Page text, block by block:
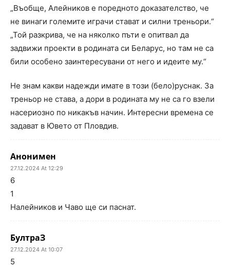
„Въобще, Алейников е поредното доказателство, че
не винаги големите играчи стават и силни треньори.“
„Той разкрива, че на няколко пъти е опитвал да
задвижи проекти в родината си Беларус, но там не са
били особено заинтересувани от него и идеите му.“
Не знам какви надежди имате в този (бело)руснак. За
треньор не става, а дори в родината му не са го взели
насериозно по никакъв начин. Интересни времена се
задават в Ювето от Пловдив.
Анонимен
27.12.2024 At 12:29
6
1
Налейников и Чаво ще си паснат.
БултраЗ
27.12.2024 At 10:07
5